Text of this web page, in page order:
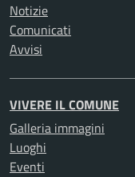
Notizie
Comunicati
Avvisi
VIVERE IL COMUNE
Galleria immagini
Luoghi
Eventi